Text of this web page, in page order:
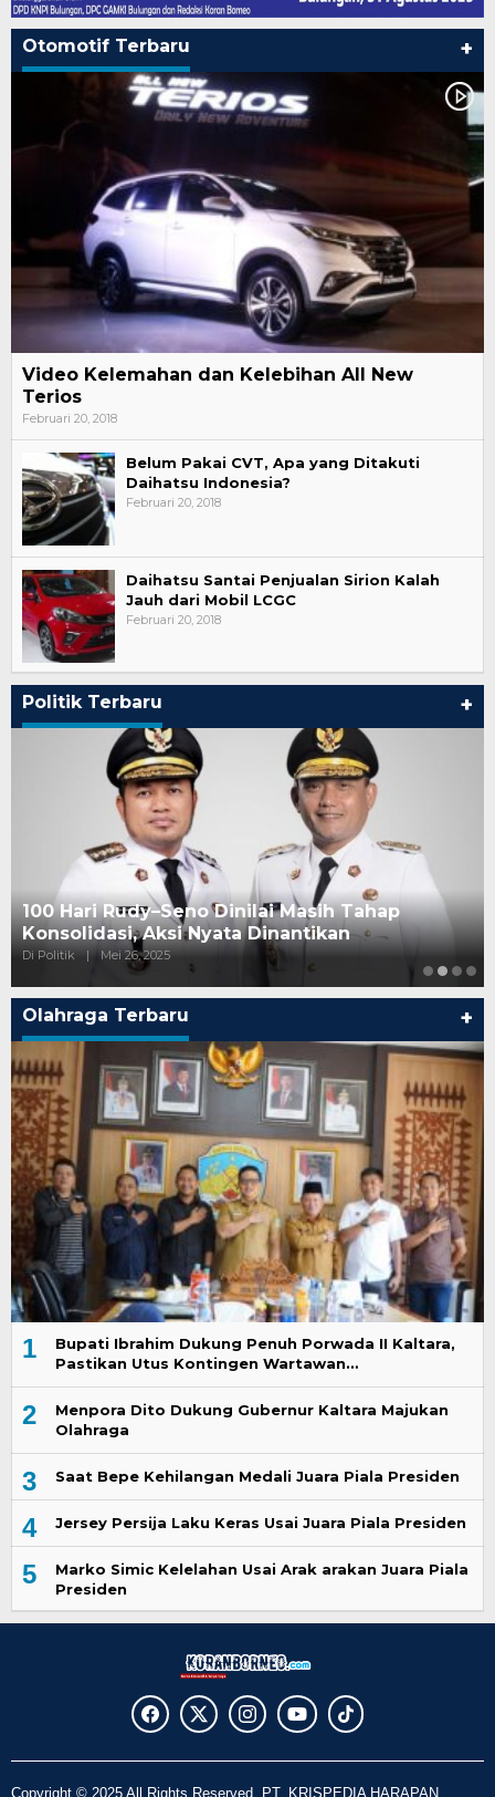
Otomotif Terbaru +
Video Kelemahan dan Kelebihan All New
Terios
Februari 20, 2018
Belum Pakai CVT, Apa yang Ditakuti
Daihatsu Indonesia?
Februari 20, 2018
Daihatsu Santai Penjualan Sirion Kalah
Jauh dari Mobil LCGC
Februari 20, 2018
Politik Terbaru +
100 Hari Rudy–Seno Dinilai Masih Tahap
Konsolidasi, Aksi Nyata Dinantikan
Di Politik | Mei 26, 2025
Olahraga Terbaru +
1
Bupati Ibrahim Dukung Penuh Porwada II Kaltara,
Pastikan Utus Kontingen Wartawan…
2
Menpora Dito Dukung Gubernur Kaltara Majukan
Olahraga
3 Saat Bepe Kehilangan Medali Juara Piala Presiden
4 Jersey Persija Laku Keras Usai Juara Piala Presiden
5
Marko Simic Kelelahan Usai Arak arakan Juara Piala
Presiden
Copyright © 2025 All Rights Reserved. PT. KRISPEDIA HARAPAN